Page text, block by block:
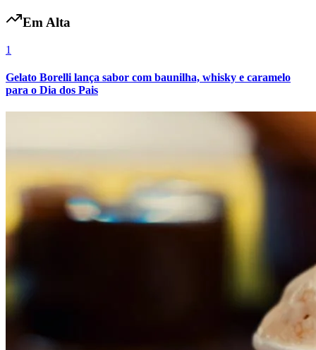
Fluminense
Em Alta
1
Gelato Borelli lança sabor com baunilha, whisky e caramelo
para o Dia dos Pais